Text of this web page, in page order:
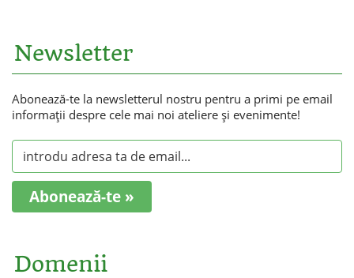
Newsletter
Abonează-te la newsletterul nostru pentru a primi pe email
informaţii despre cele mai noi ateliere şi evenimente!
Abonează-te »
Domenii